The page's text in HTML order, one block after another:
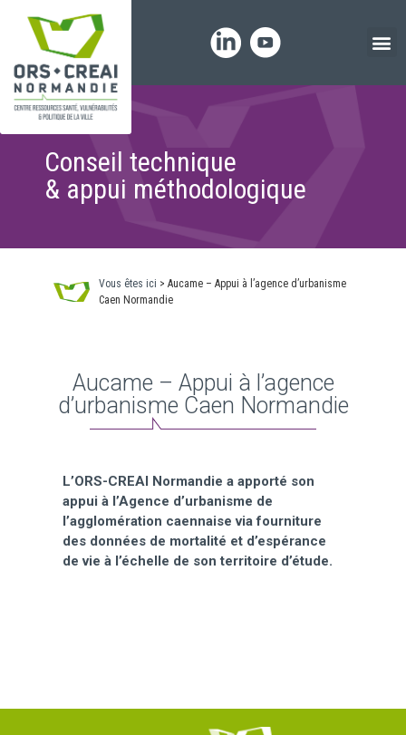
Conseil technique
& appui méthodologique
Vous êtes ici > Aucame – Appui à l’agence d’urbanisme
Caen Normandie
Aucame – Appui à l’agence
d’urbanisme Caen Normandie
L’ORS-CREAI Normandie a apporté son
appui à l’Agence d’urbanisme de
l’agglomération caennaise via fourniture
des données de mortalité et d’espérance
de vie à l’échelle de son territoire d’étude.
Panneau de gestion des cookies